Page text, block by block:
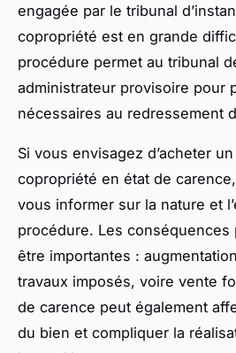
engagée par le tribunal
copropriété est en grande
procédure permet au tribunal
administrateur provisoire pour
nécessaires au redressement
Si vous envisagez d’acheter
copropriété en état de
vous informer sur la nature et
procédure. Les
être importantes :
travaux imposés, voire vente
de carence peut également
du bien et compliquer la